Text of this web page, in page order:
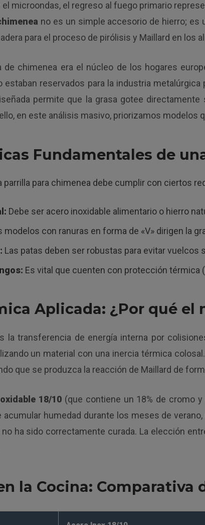
el microondas, el regreso al fuego primario
no es un simple accesorio de hierro;
para el proceso de pirólisis y Maillard en los
de chimenea era el núcleo de los hogares
estaban reservados para la industria
permite que la grasa gotee
en este análisis masivo, priorizamos
Fundamentales de
parrilla para chimenea debe cumplir con ciertos
Debe ser acero inoxidable alimentario o hierro
modelos con ranuras en forma de «V» dirigen la
Las patas deben ser robustas para evitar vuelcos
Es vital que cuenten con protección térmica
Aplicada: ¿Por qué
la transferencia de energía interna por
un material con una inercia térmica
que se produzca la reacción de Maillard de
18/10 (que contiene un 18% de cromo
acumular humedad durante los meses de
ha sido correctamente curada. La elección
la Cocina: